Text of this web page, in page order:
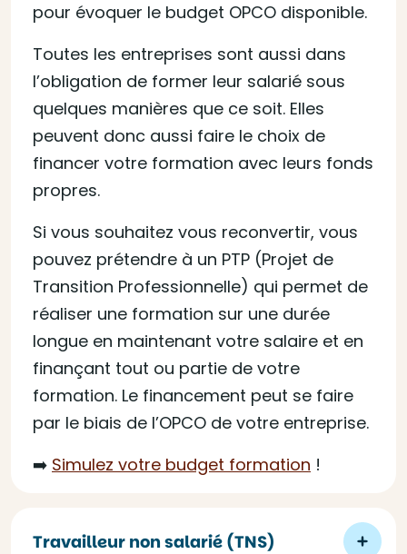
pour évoquer le budget OPCO disponible.
Toutes les entreprises sont aussi dans
l’obligation de former leur salarié sous
quelques manières que ce soit. Elles
peuvent donc aussi faire le choix de
financer votre formation avec leurs fonds
propres.
Si vous souhaitez vous reconvertir, vous
pouvez prétendre à un PTP (Projet de
Transition Professionnelle) qui permet de
réaliser une formation sur une durée
longue en maintenant votre salaire et en
finançant tout ou partie de votre
formation. Le financement peut se faire
par le biais de l’OPCO de votre entreprise.
➡️ Simulez votre budget formation !
Travailleur non salarié (TNS)